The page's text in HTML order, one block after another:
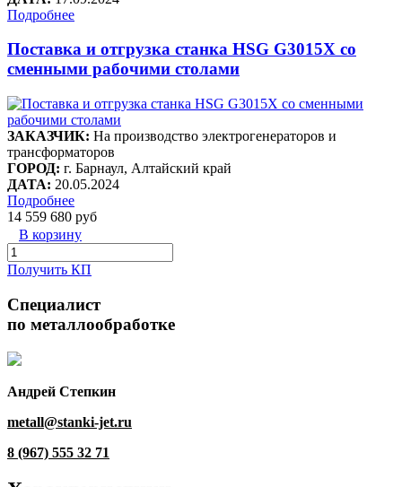
Подробнее
Поставка и отгрузка станка HSG G3015X со
сменными рабочими столами
ЗАКАЗЧИК: На производство электрогенераторов и
трансформаторов
ГОРОД: г. Барнаул, Алтайский край
ДАТА: 20.05.2024
Подробнее
14 559 680 руб
В корзину
Получить КП
Специалист
по металлообработке
Андрей Степкин
metall@stanki-jet.ru
8 (967) 555 32 71